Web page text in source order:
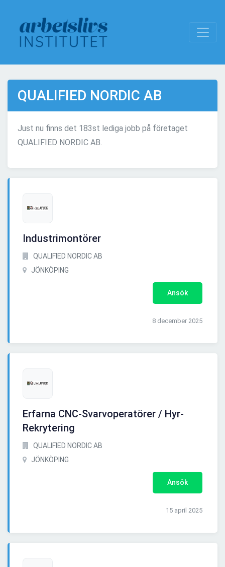
QUALIFIED NORDIC AB
Just nu finns det 183st lediga jobb på företaget
QUALIFIED NORDIC AB.
Industrimontörer
QUALIFIED NORDIC AB
JÖNKÖPING
Ansök
8 december 2025
Erfarna CNC-Svarvoperatörer / Hyr-
Rekrytering
QUALIFIED NORDIC AB
JÖNKÖPING
Ansök
15 april 2025